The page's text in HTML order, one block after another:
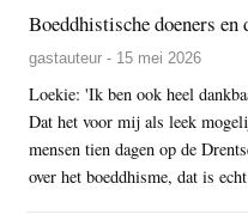
Boeddhistische doeners en
gastauteur - 15 mei 2026
Loekie: 'Ik ben ook heel
Dat het voor mij als leek
mensen tien dagen op de
over het boeddhisme, dat is